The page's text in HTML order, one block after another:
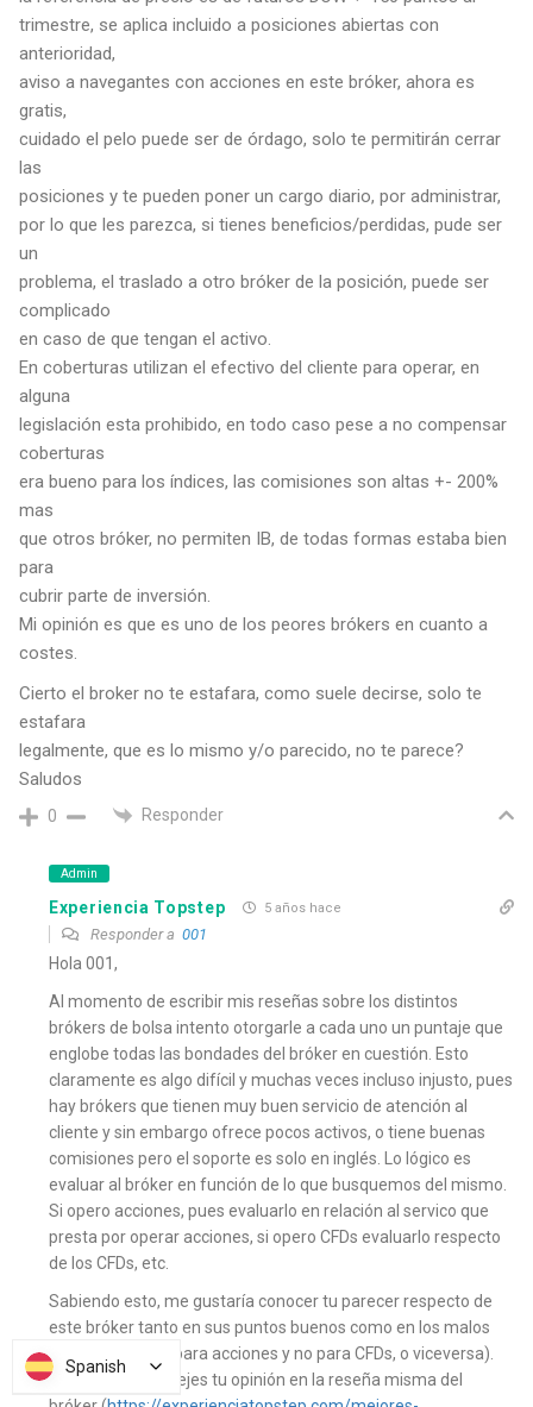
trimestre, se aplica incluido a posiciones abiertas con
anterioridad,
aviso a navegantes con acciones en este bróker, ahora es
gratis,
cuidado el pelo puede ser de órdago, solo te permitirán cerrar
las
posiciones y te pueden poner un cargo diario, por administrar,
por lo que les parezca, si tienes beneficios/perdidas, pude ser
un
problema, el traslado a otro bróker de la posición, puede ser
complicado
en caso de que tengan el activo.
En coberturas utilizan el efectivo del cliente para operar, en
alguna
legislación esta prohibido, en todo caso pese a no compensar
coberturas
era bueno para los índices, las comisiones son altas +- 200%
mas
que otros bróker, no permiten IB, de todas formas estaba bien
para
cubrir parte de inversión.
Mi opinión es que es uno de los peores brókers en cuanto a
costes.
Cierto el broker no te estafara, como suele decirse, solo te
estafara
legalmente, que es lo mismo y/o parecido, no te parece?
Saludos
0 Responder
Admin
Experiencia Topstep 5 años hace
Responder a 001
Hola 001,
Al momento de escribir mis reseñas sobre los distintos
brókers de bolsa intento otorgarle a cada uno un puntaje que
englobe todas las bondades del bróker en cuestión. Esto
claramente es algo difícil y muchas veces incluso injusto, pues
hay brókers que tienen muy buen servicio de atención al
cliente y sin embargo ofrece pocos activos, o tiene buenas
comisiones pero el soporte es solo en inglés. Lo lógico es
evaluar al bróker en función de lo que busquemos del mismo.
Si opero acciones, pues evaluarlo en relación al servico que
presta por operar acciones, si opero CFDs evaluarlo respecto
de los CFDs, etc.
Sabiendo esto, me gustaría conocer tu parecer respecto de
este bróker tanto en sus puntos buenos como en los malos
(quizás te guste para acciones y no para CFDs, o viceversa).
Te animo a que dejes tu opinión en la reseña misma del
Spanish
Spanish